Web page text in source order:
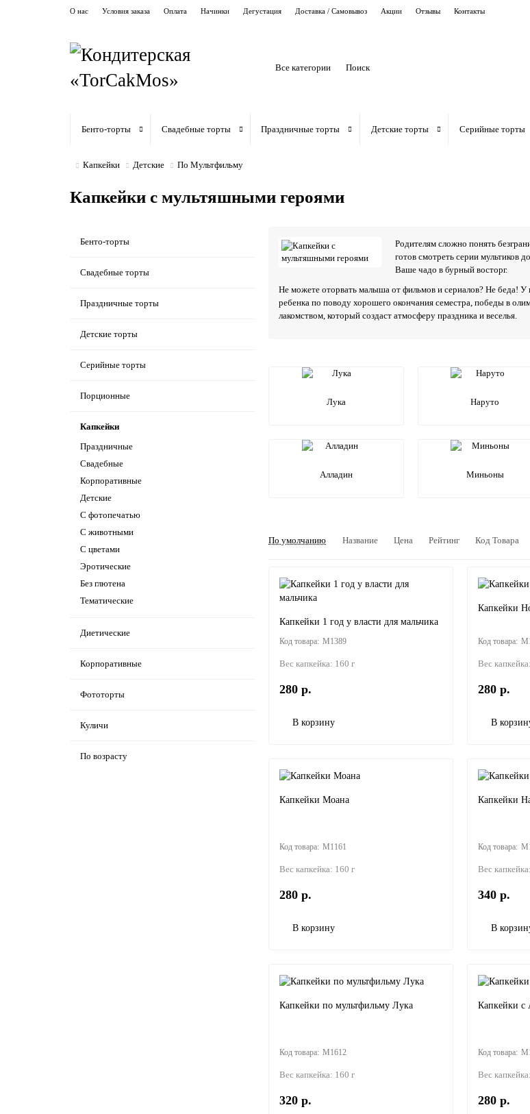
О нас Условия заказа Оплата Начинки Дегустация Доставка / Самовывоз Акции Отзывы Контакты
Все категории
Бенто-торты Свадебные торты Праздничные торты Детские торты Серийные торты
Капкейки Детские По Мультфильму
Капкейки с мультяшными героями
Бенто-торты
Свадебные торты
Праздничные торты
Детские торты
Серийные торты
Порционные
Капкейки
Праздничные
Свадебные
Корпоративные
Детские
С фотопечатью
C животными
С цветами
Эротические
Без глютена
Тематические
Диетические
Корпоративные
Фототорты
Куличи
По возрасту
Родителям сложно понять
готов смотреть серии мультиков
Ваше чадо в бурный восторг.
Не можете оторвать малыша от фильмов и сериалов? Не беда!
ребенка по поводу хорошего окончания семестра, победы в
лакомством, который создаст атмосферу праздника и веселья.
Лука Наруто
Алладин Миньоны
По умолчанию Название Цена Рейтинг Код Товара
Капкейки 1 год у власти для мальчика
M1389
Вес капкейка: 160 г
280 р.
В корзину
Капкейки
Вес капкейка:
280 р.
В
Капкейки Моана
M1161
Вес капкейка: 160 г
280 р.
В корзину
Капкейки
Вес капкейка:
340 р.
В
Капкейки по мультфильму Лука
M1612
Вес капкейка: 160 г
320 р.
Капкейки с
Вес капкейка:
280 р.